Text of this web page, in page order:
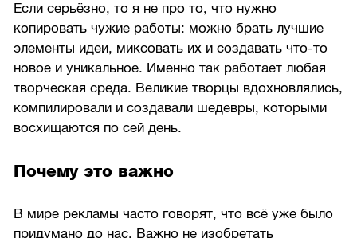
Если серьёзно, то я не про то, что нужно
копировать чужие работы: можно брать лучшие
элементы идеи, миксовать их и создавать что-то
новое и уникальное. Именно так работает любая
творческая среда. Великие творцы вдохновлялись,
компилировали и создавали шедевры, которыми
восхищаются по сей день.
Почему это важно
В мире рекламы часто говорят, что всё уже было
придумано до нас. Важно не изобретать